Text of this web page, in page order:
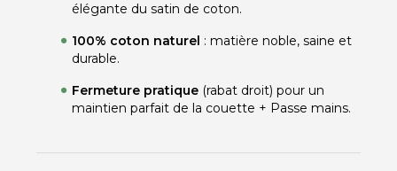
élégante du satin de coton.
100% coton naturel : matière noble, saine et
durable.
Fermeture pratique (rabat droit) pour un
maintien parfait de la couette + Passe mains.